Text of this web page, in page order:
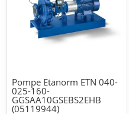
Pompe Etanorm ETN 040-
025-160-
GGSAA10GSEBS2EHB
(05119944)